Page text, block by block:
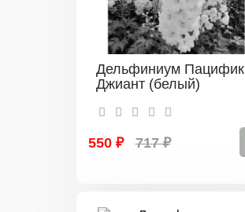
Дельфиниум Пацифик
Джиант (белый)
550 ₽ 717 ₽